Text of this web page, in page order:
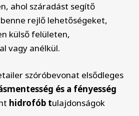
ahol száradást segítő
rejlő lehetőségeket,
külső felületen,
vagy anélkül.
szóróbevonat elsődleges
és a fényesség
hidrofób tulajdonságok